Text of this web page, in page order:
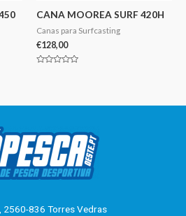
CANA MOOREA SURF 420H
Canas para Surfcasting
€128,00
2560-836 Torres Vedras